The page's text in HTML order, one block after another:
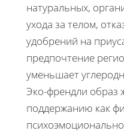
натуральных,
ухода за телом,
удобрений на
предпочтение
уменьшает
Эко-френдли образ
поддержанию как